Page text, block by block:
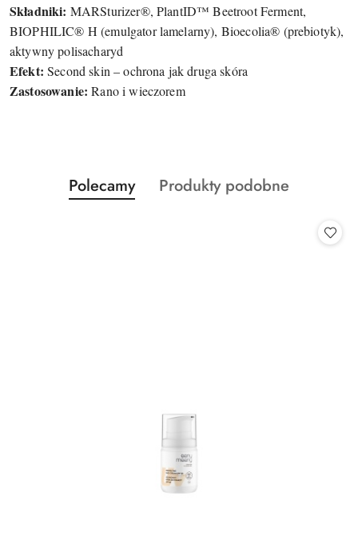
Składniki: MARSturizer®, PlantID™ Beetroot Ferment,
BIOPHILIC® H (emulgator lamelarny), Bioecolia® (prebiotyk),
aktywny polisacharyd
Efekt: Second skin – ochrona jak druga skóra
Zastosowanie: Rano i wieczorem
Pomiń karuzelę produktów
Produkty
o
Polecamy
Produkty
Produkty podobne